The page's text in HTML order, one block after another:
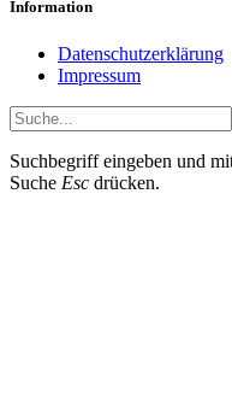
Information
Datenschutzerklärung
Impressum
Suchbegriff eingeben und
Suche Esc drücken.